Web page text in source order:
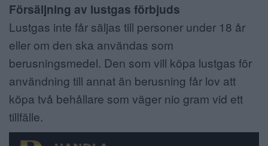
Försäljning av lustgas förbjuds
Lustgas inte får säljas till personer under 18 år
eller om den ska användas som
berusningsmedel. Den som vill köpa lustgas för
användning till annat än berusning får lov att
köpa två behållare som väger nio gram vid ett
tillfälle.